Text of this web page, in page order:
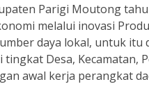
Parigi Moutong
melalui inovasi
daya lokal, untuk itu
tingkat Desa, Kecamatan,
awal kerja perangkat